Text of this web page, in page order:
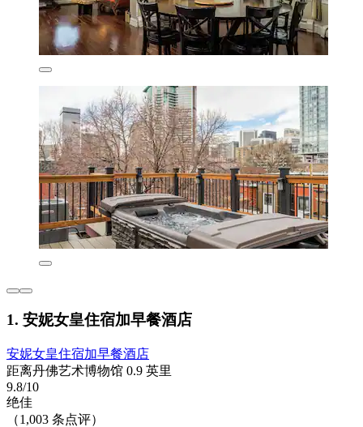
1. 安妮女皇住宿加早餐酒店
安妮女皇住宿加早餐酒店
距离丹佛艺术博物馆 0.9 英里
9.8/10
绝佳
（1,003 条点评）